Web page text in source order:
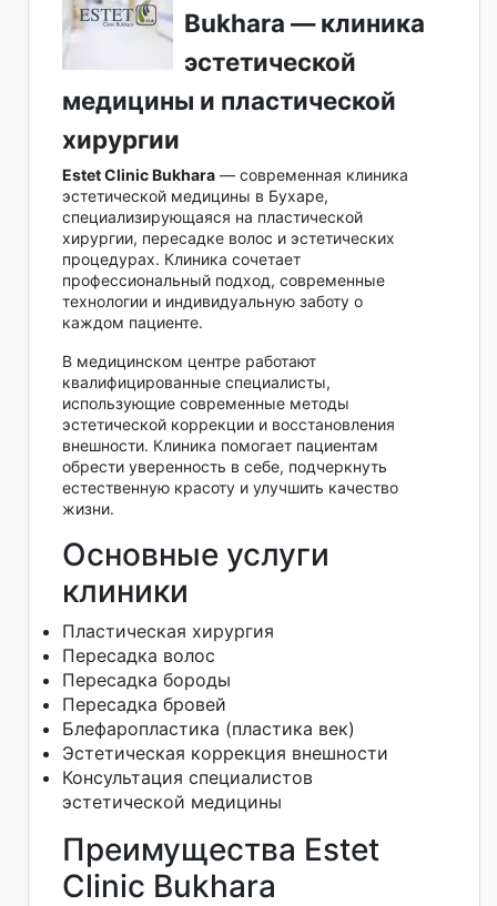
Bukhara — клиника
эстетической
медицины и пластической
хирургии
Estet Clinic Bukhara — современная клиника
эстетической медицины в Бухаре,
специализирующаяся на пластической
хирургии, пересадке волос и эстетических
процедурах. Клиника сочетает
профессиональный подход, современные
технологии и индивидуальную заботу о
каждом пациенте.
В медицинском центре работают
квалифицированные специалисты,
использующие современные методы
эстетической коррекции и восстановления
внешности. Клиника помогает пациентам
обрести уверенность в себе, подчеркнуть
естественную красоту и улучшить качество
жизни.
Основные услуги
клиники
Пластическая хирургия
Пересадка волос
Пересадка бороды
Пересадка бровей
Блефаропластика (пластика век)
Эстетическая коррекция внешности
Консультация специалистов
эстетической медицины
Преимущества Estet
Clinic Bukhara